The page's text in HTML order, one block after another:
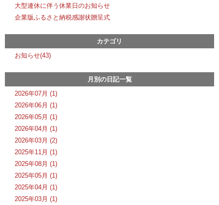
大型連休に伴う休業日のお知らせ
企業版ふるさと納税感謝状贈呈式
カテゴリ
お知らせ(43)
月別の日記一覧
2026年07月 (1)
2026年06月 (1)
2026年05月 (1)
2026年04月 (1)
2026年03月 (2)
2025年11月 (1)
2025年08月 (1)
2025年05月 (1)
2025年04月 (1)
2025年03月 (1)